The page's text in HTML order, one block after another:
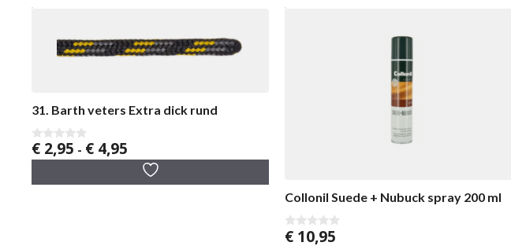
31. Barth veters Extra dick rund
0
v
€ 2,95 - € 4,95
€ 2,95
tot
Collonil Suede + Nubuck spray 200 ml
0
€ 10,95